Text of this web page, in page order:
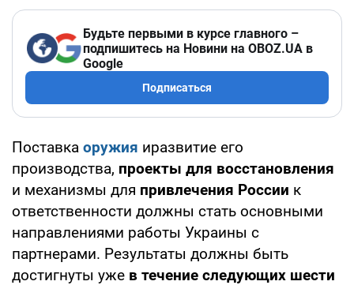
Будьте первыми в курсе главного –
подпишитесь на Новини на OBOZ.UA в
Google
Подписаться
Поставка оружия иразвитие его
производства, проекты для восстановления
и механизмы для привлечения России к
ответственности должны стать основными
направлениями работы Украины с
партнерами. Результаты должны быть
достигнуты уже в течение следующих шести